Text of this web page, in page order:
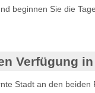
beginnen Sie die
Verfügung
Stadt an den